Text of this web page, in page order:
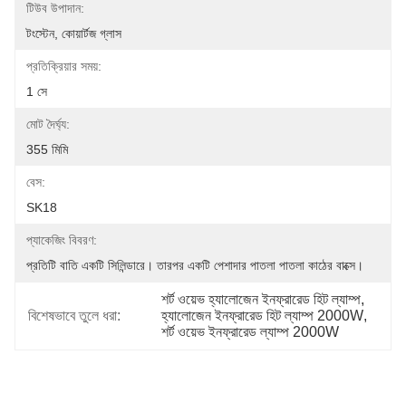
টিউব উপাদান:
টংস্টেন, কোয়ার্টজ গ্লাস
প্রতিক্রিয়ার সময়:
1 সে
মোট দৈর্ঘ্য:
355 মিমি
বেস:
SK18
প্যাকেজিং বিবরণ:
প্রতিটি বাতি একটি সিলিন্ডারে। তারপর একটি পেশাদার পাতলা পাতলা কাঠের বাক্সে।
বিশেষভাবে তুলে ধরা:
শর্ট ওয়েভ হ্যালোজেন ইনফ্রারেড হিট ল্যাম্প,
হ্যালোজেন ইনফ্রারেড হিট ল্যাম্প 2000W,
শর্ট ওয়েভ ইনফ্রারেড ল্যাম্প 2000W